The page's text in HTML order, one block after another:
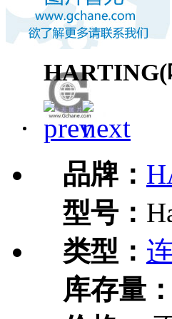
HARTING(
品牌：
型号：
类型：
库存量：